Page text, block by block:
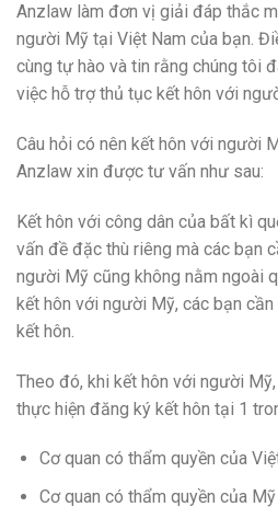
Anzlaw làm đơn vị giải đáp thắc
người Mỹ tại Việt Nam của bạn.
cùng tự hào và tin rằng chúng tôi
việc hỗ trợ thủ tục kết hôn với
Câu hỏi có nên kết hôn với người
Anzlaw xin được tư vấn như sau:
Kết hôn với công dân của bất kì
vấn đề đặc thù riêng mà các bạn
người Mỹ cũng không nằm ngoài
kết hôn với người Mỹ, các bạn
kết hôn.
Theo đó, khi kết hôn với người
thực hiện đăng ký kết hôn tại 1
Cơ quan có thẩm quyền của
Cơ quan có thẩm quyền của